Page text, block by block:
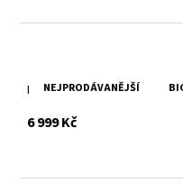
NEJPRODÁVANĚJŠÍ
Pánská černá kožená bunda
6 999 Kčs DPH